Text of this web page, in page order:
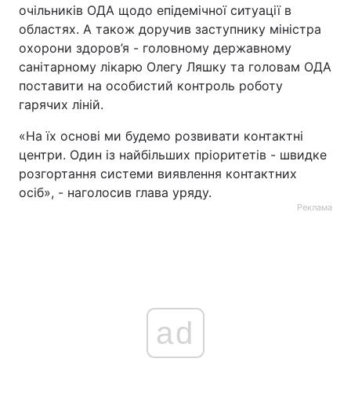
очільників ОДА щодо епідемічної ситуації в
областях. А також доручив заступнику міністра
охорони здоров’я - головному державному
санітарному лікарю Олегу Ляшку та головам ОДА
поставити на особистий контроль роботу
гарячих ліній.
«На їх основі ми будемо розвивати контактні
центри. Один із найбільших пріоритетів - швидке
розгортання системи виявлення контактних
осіб», - наголосив глава уряду.
Реклама
ad